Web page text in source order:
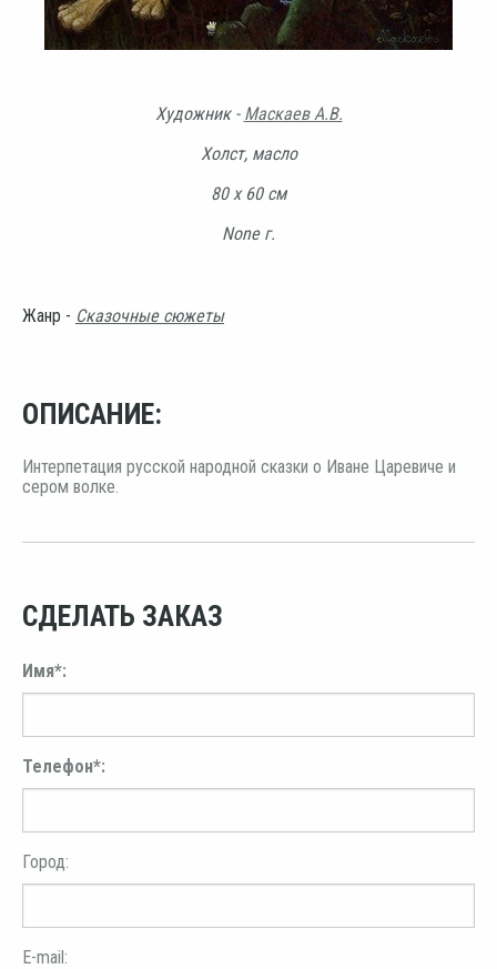
Художник - Маскаев А.В.
Холст, масло
80 х 60 см
None г.
Жанр - Сказочные сюжеты
ОПИСАНИЕ:
Интерпетация русской народной сказки о Иване Царевиче и
сером волке.
СДЕЛАТЬ ЗАКАЗ
Имя*:
Телефон*:
Город:
E-mail: